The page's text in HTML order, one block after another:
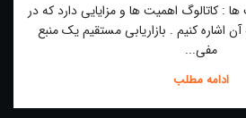
: کاتالوگ اهمیت ها و مزایایی دارد که در
اشاره کنیم . بازاریابی مستقیم یک منبع
مفی...
ادامه مطلب